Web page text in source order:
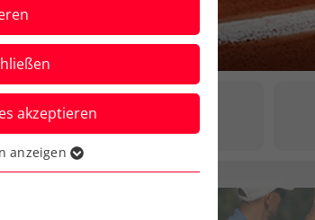
akzeptieren
Funktionen der
dass die Webseite
anzeigen